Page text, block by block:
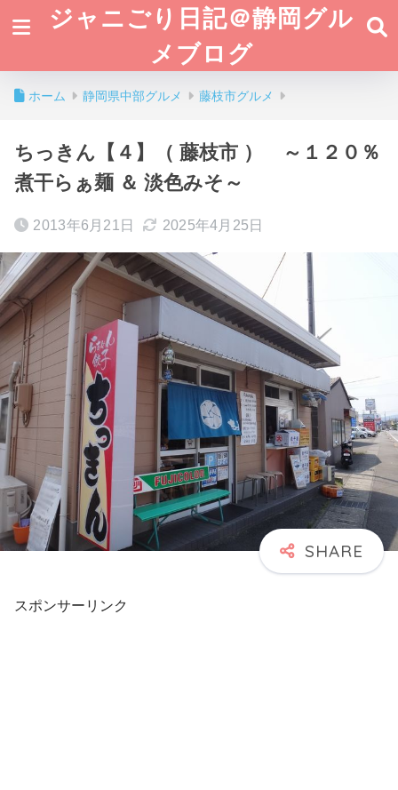
ジャニごり日記＠静岡グル
メブログ
ホーム 静岡県中部グルメ 藤枝市グルメ
ちっきん【４】（ 藤枝市 ） ～１２０％
煮干らぁ麺 ＆ 淡色みそ～
2013年6月21日 2025年4月25日
スポンサーリンク